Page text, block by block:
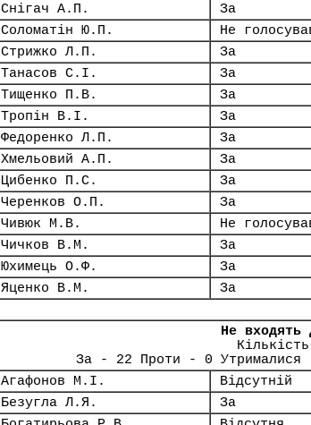
Снігач А.П.
За
Соломатін Ю.П.
Не
Стрижко Л.П.
За
Танасов С.І.
За
Тищенко П.В.
За
Тропін В.І.
За
Федоренко Л.П.
За
Хмельовий А.П.
За
Цибенко П.С.
За
Черенков О.П.
За
Чивюк М.В.
Не
Чичков В.М.
За
Юхимець О.Ф.
За
Яценко В.М.
За
Не входять
За - 22 Проти - 0
Агафонов М.І.
Відсутній
Безугла Л.Я.
За